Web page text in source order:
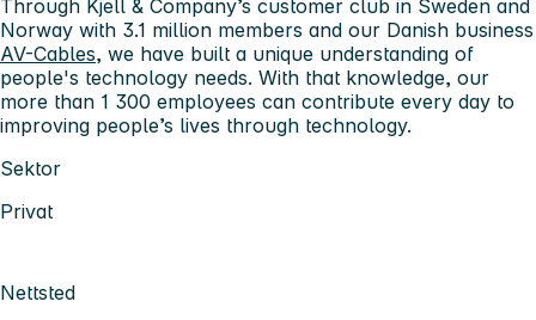
Through Kjell & Company’s customer club in Sweden and
Norway with 3.1 million members and our Danish business
AV-Cables, we have built a unique understanding of
people's technology needs. With that knowledge, our
more than 1 300 employees can contribute every day to
improving people’s lives through technology.
Sektor
Privat
Nettsted